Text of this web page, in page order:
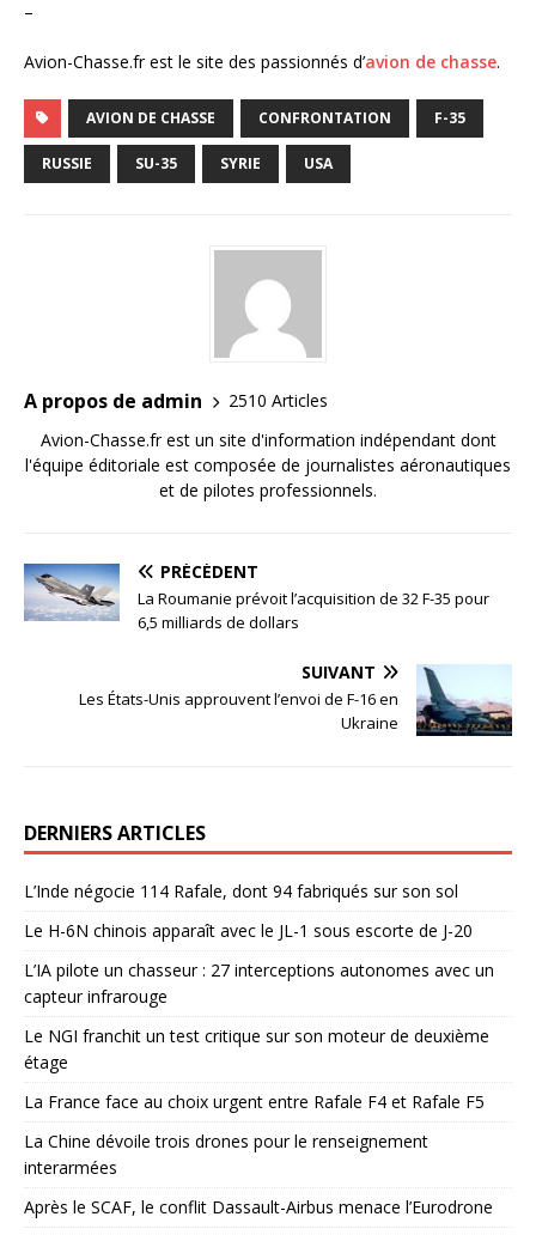
–
Avion-Chasse.fr est le site des passionnés d’avion de chasse.
AVION DE CHASSE CONFRONTATION F-35
RUSSIE SU-35 SYRIE USA
A propos de admin
2510 Articles
Avion-Chasse.fr est un site d'information indépendant dont
l'équipe éditoriale est composée de journalistes aéronautiques
et de pilotes professionnels.
PRÉCÉDENT
La Roumanie prévoit l’acquisition de 32 F-35 pour
6,5 milliards de dollars
SUIVANT
Les États-Unis approuvent l’envoi de F-16 en
Ukraine
DERNIERS ARTICLES
L’Inde négocie 114 Rafale, dont 94 fabriqués sur son sol
Le H-6N chinois apparaît avec le JL-1 sous escorte de J-20
L’IA pilote un chasseur : 27 interceptions autonomes avec un
capteur infrarouge
Le NGI franchit un test critique sur son moteur de deuxième
étage
La France face au choix urgent entre Rafale F4 et Rafale F5
La Chine dévoile trois drones pour le renseignement
interarmées
Après le SCAF, le conflit Dassault-Airbus menace l’Eurodrone